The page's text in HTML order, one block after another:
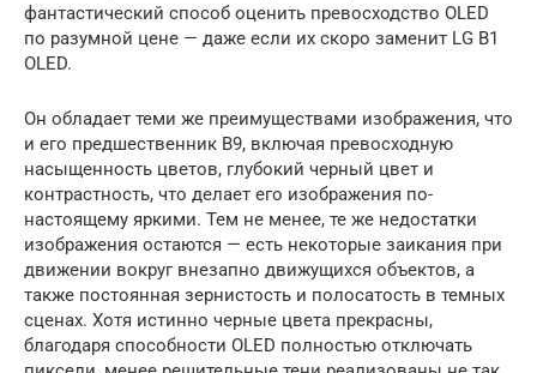
фантастический способ оценить превосходство OLED
по разумной цене — даже если их скоро заменит LG B1
OLED.
Он обладает теми же преимуществами изображения, что
и его предшественник B9, включая превосходную
насыщенность цветов, глубокий черный цвет и
контрастность, что делает его изображения по-
настоящему яркими. Тем не менее, те же недостатки
изображения остаются — есть некоторые заикания при
движении вокруг внезапно движущихся объектов, а
также постоянная зернистость и полосатость в темных
сценах. Хотя истинно черные цвета прекрасны,
благодаря способности OLED полностью отключать